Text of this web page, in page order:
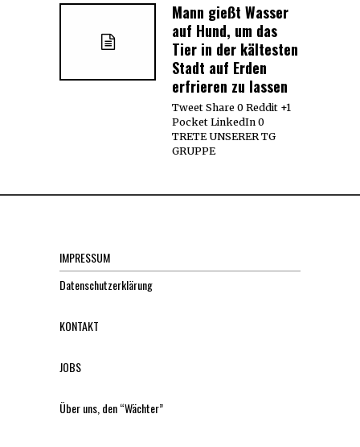
Mann gießt Wasser
auf Hund, um das
Tier in der kältesten
Stadt auf Erden
erfrieren zu lassen
Tweet Share 0 Reddit +1
Pocket LinkedIn 0
TRETE UNSERER TG
GRUPPE
IMPRESSUM
Datenschutzerklärung
KONTAKT
JOBS
Über uns, den “Wächter”